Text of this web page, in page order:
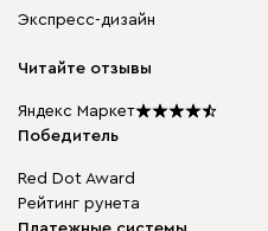
диван.клуб
Подарочные сертификаты
Мы в прессе
Бескаркасная мебель
Столы и стулья
Экспресс-дизайн
Читайте отзывы
Яндекс Маркет
Победитель
Red Dot Award
Рейтинг рунета